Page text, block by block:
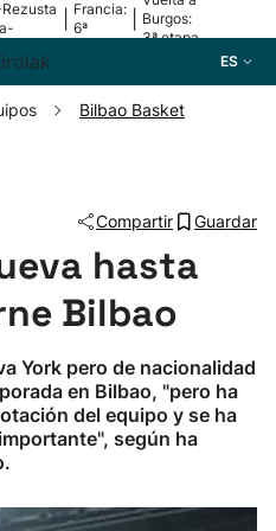
Francia:
6ª
Burgos:
3ª etapa
ES
Bilbao Basket
Compartir Guardar
hasta
Bilbao
York pero de nacionalidad
en Bilbao, "pero ha
del equipo y se ha
según ha